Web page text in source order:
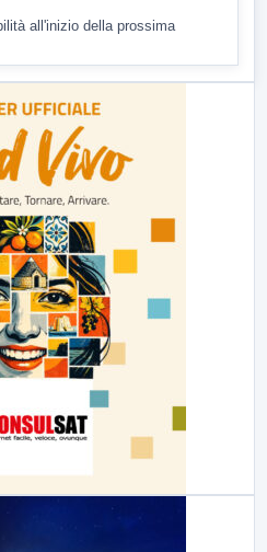
all'inizio della prossima